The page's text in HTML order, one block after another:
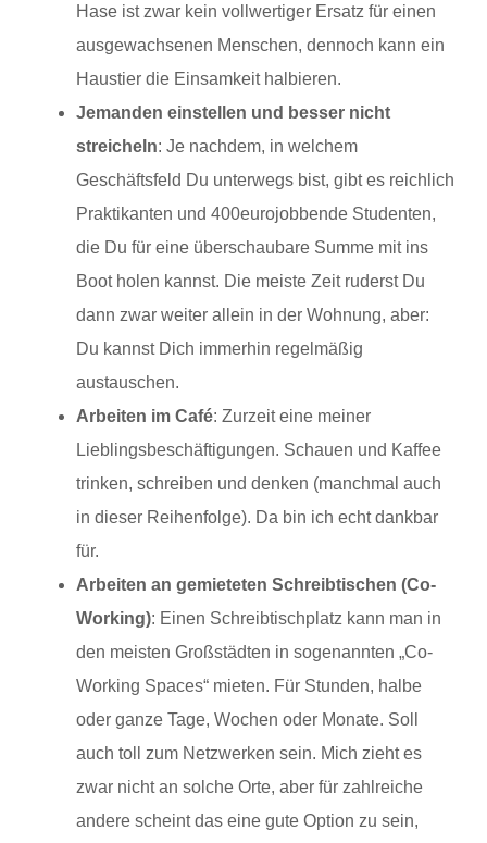
Hase ist zwar kein vollwertiger Ersatz für einen
ausgewachsenen Menschen, dennoch kann ein
Haustier die Einsamkeit halbieren.
Jemanden einstellen und besser nicht
streicheln: Je nachdem, in welchem
Geschäftsfeld Du unterwegs bist, gibt es reichlich
Praktikanten und 400eurojobbende Studenten,
die Du für eine überschaubare Summe mit ins
Boot holen kannst. Die meiste Zeit ruderst Du
dann zwar weiter allein in der Wohnung, aber:
Du kannst Dich immerhin regelmäßig
austauschen.
Arbeiten im Café: Zurzeit eine meiner
Lieblingsbeschäftigungen. Schauen und Kaffee
trinken, schreiben und denken (manchmal auch
in dieser Reihenfolge). Da bin ich echt dankbar
für.
Arbeiten an gemieteten Schreibtischen (Co-
Working): Einen Schreibtischplatz kann man in
den meisten Großstädten in sogenannten „Co-
Working Spaces“ mieten. Für Stunden, halbe
oder ganze Tage, Wochen oder Monate. Soll
auch toll zum Netzwerken sein. Mich zieht es
zwar nicht an solche Orte, aber für zahlreiche
andere scheint das eine gute Option zu sein,